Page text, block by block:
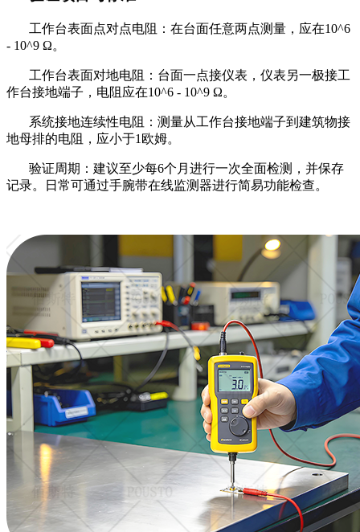
工作台表面点对点电阻：在台面任意两点测量，应在10^6
- 10^9 Ω。
工作台表面对地电阻：台面一点接仪表，仪表另一极接工
作台接地端子，电阻应在10^6 - 10^9 Ω。
系统接地连续性电阻：测量从工作台接地端子到建筑物接
地母排的电阻，应小于1欧姆。
验证周期：建议至少每6个月进行一次全面检测，并保存
记录。日常可通过手腕带在线监测器进行简易功能检查。